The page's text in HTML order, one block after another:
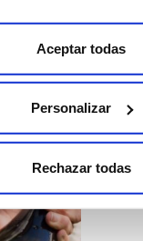
Aceptar todas
Personalizar
Rechazar todas